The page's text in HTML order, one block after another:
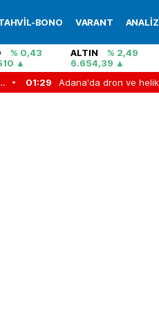
BONO VARANT ANALİZ
% 0,43
ALTIN
% 2,49
6.654,39
Adana'da dron ve helikopter destekli asayiş uygulaması: Aranan 62 şüpheli yakalandı 00:56